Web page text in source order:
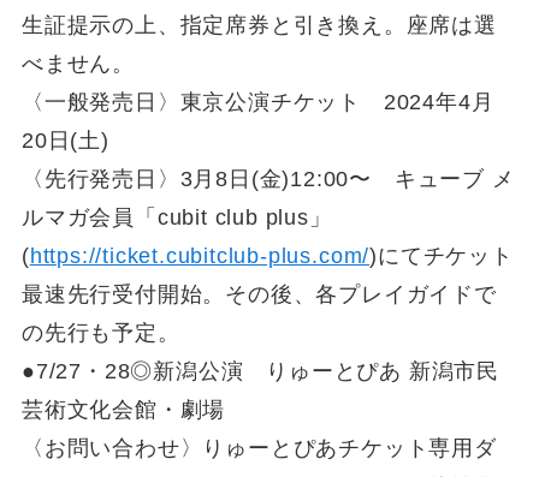
生証提示の上、指定席券と引き換え。座席は選
べません。
〈一般発売日〉東京公演チケット 2024年4月
20日(土)
〈先行発売日〉3月8日(金)12:00〜 キューブ メ
ルマガ会員「cubit club plus」
(https://ticket.cubitclub-plus.com/)にてチケット
最速先行受付開始。その後、各プレイガイドで
の先行も予定。
●7/27・28◎新潟公演 りゅーとぴあ 新潟市民
芸術文化会館・劇場
〈お問い合わせ〉りゅーとぴあチケット専用ダ